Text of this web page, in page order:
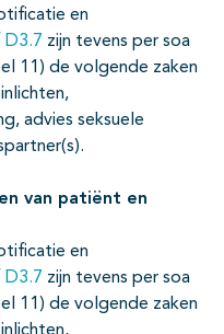
en
D3.7 zijn tevens per soa
11) de volgende zaken
advies seksuele
van patiënt en
en
D3.7 zijn tevens per soa
11) de volgende zaken